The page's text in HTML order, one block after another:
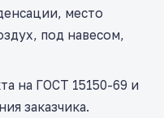
место
под навесом,
на ГОСТ 15150-69 и
заказчика.